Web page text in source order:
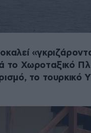
το Χωροταξικό
το τουρκικό